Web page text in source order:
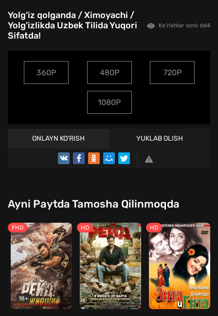
Yolg'iz qolganda / Ximoyachi /
Yolg'izlikda Uzbek Tilida Yuqori
Sifatda!
Ko'rishlar soni: 664
360P 480P 720P
1080P
ONLAYN KO'RISH YUKLAB OLISH
Ayni Paytda Tamosha Qilinmoqda
FHD
18+
HD HD